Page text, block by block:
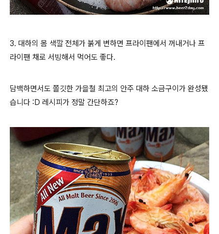
3. 대하의 몸 색깔 전체가 붉게 변하면 프라이팬에서 꺼내거나 프
라이팬 채로 서빙해서 먹어도 좋다.
담백하면서도 쫄깃한 가을철 최고의 안주 대하 소금구이가 완성됐
습니다 :D 레시피가 정말 간단하죠?